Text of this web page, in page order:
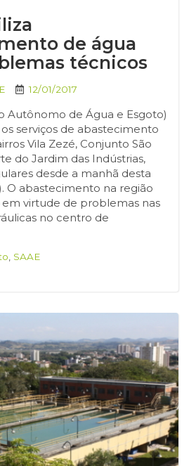
de água
técnicos
12/01/2017
Autônomo de Água e Esgoto)
serviços de abastecimento
Vila Zezé, Conjunto São
do Jardim das Indústrias,
desde a manhã desta
O abastecimento na região
virtude de problemas nas
no centro de
SAAE